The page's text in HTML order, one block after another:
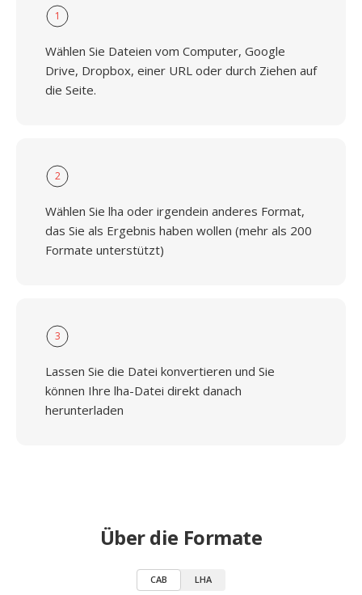
1
Wählen Sie Dateien vom Computer, Google
Drive, Dropbox, einer URL oder durch Ziehen auf
die Seite.
2
Wählen Sie lha oder irgendein anderes Format,
das Sie als Ergebnis haben wollen (mehr als 200
Formate unterstützt)
3
Lassen Sie die Datei konvertieren und Sie
können Ihre lha-Datei direkt danach
herunterladen
Über die Formate
CAB LHA